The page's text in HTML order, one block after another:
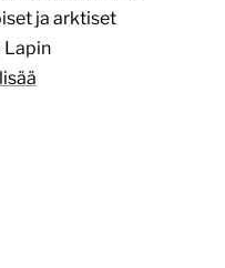
ja arktiset
Lapin